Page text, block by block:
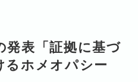
発表「証拠に基づ
るホメオパシー